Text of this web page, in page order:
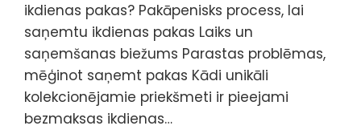
ikdienas pakas? Pakāpenisks process, lai
saņemtu ikdienas pakas Laiks un
saņemšanas biežums Parastas problēmas,
mēģinot saņemt pakas Kādi unikāli
kolekcionējamie priekšmeti ir pieejami
bezmaksas ikdienas…